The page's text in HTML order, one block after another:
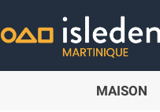
MAISON